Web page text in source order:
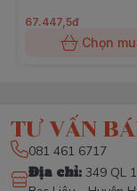
67.447,5đ
Chọn
TƯ VẤN
081 461 6717
Địa chỉ: 349 QL